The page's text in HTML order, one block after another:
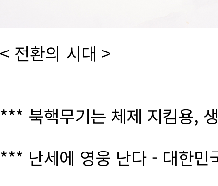
< 전환의 시대 >
*** 북핵무기는 체제 지킴용,
*** 난세에 영웅 난다 - 대한